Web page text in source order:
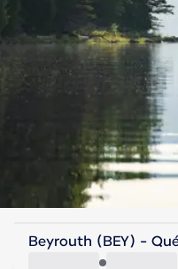
Canada
Beyrouth (BEY) -